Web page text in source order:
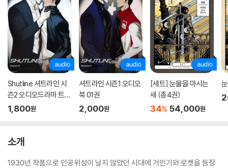
Shutline 셔트라인 시
즌2 오디오드라마 트랙
01
1,800원
셔트라인 시즌1 오디오
북 01권
2,000원
[세트] 눈물을 마시는
새 (총4권)
34% 54,000원
소개
1930년 작품으로 인공위성이 날지 않았던 시대에 거인기와 로켓을 등장